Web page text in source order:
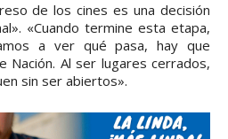
de los cines es una decisión
«Cuando termine esta etapa,
a ver qué pasa, hay que
Nación. Al ser lugares cerrados,
sin ser abiertos».